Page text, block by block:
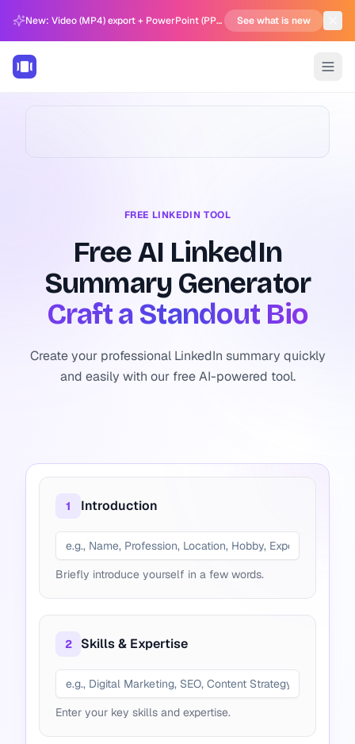
New: Video (MP4) export + PowerPoint (PPTX) support in Carousel Generator See what is new
FREE LINKEDIN TOOL
Free AI LinkedIn
Summary Generator
Craft a Standout Bio
Create your professional LinkedIn summary quickly
and easily with our free AI-powered tool.
1 Introduction
Briefly introduce yourself in a few words.
2 Skills & Expertise
Enter your key skills and expertise.